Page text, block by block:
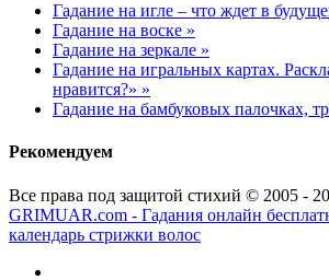
Гадание на игле – что ждет в
Гадание на воске »
Гадание на зеркале »
Гадание на игральных картах.
нравится?» »
Гадание на бамбуковых палочках,
Рекомендуем
Все права под защитой стихий © 2005 -
GRIMUAR.com - Гадания онлайн
календарь стрижки волос